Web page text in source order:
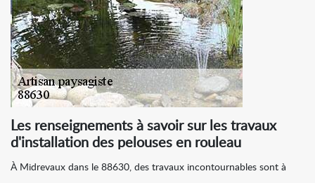
Les renseignements à savoir sur les travaux
d'installation des pelouses en rouleau
À Midrevaux dans le 88630, des travaux incontournables sont à